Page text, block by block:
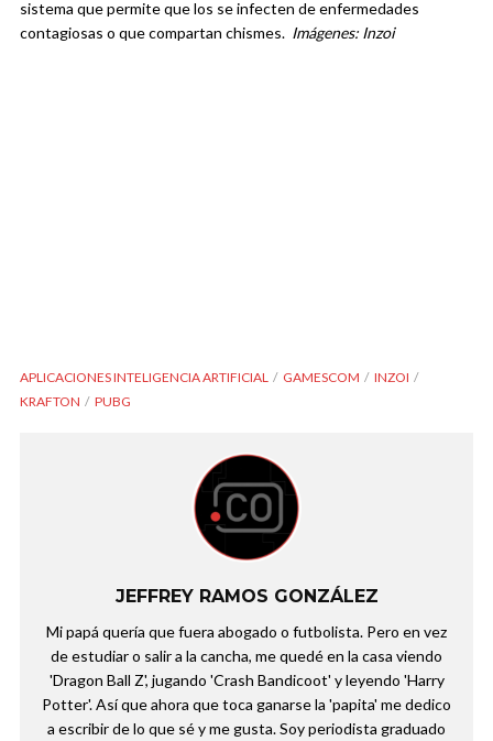
sistema que permite que los se infecten de enfermedades
contagiosas o que compartan chismes. Imágenes: Inzoi
APLICACIONES INTELIGENCIA ARTIFICIAL GAMESCOM
INZOI
KRAFTON
PUBG
JEFFREY RAMOS GONZÁLEZ
Mi papá quería que fuera abogado o futbolista. Pero en vez
de estudiar o salir a la cancha, me quedé en la casa viendo
'Dragon Ball Z', jugando 'Crash Bandicoot' y leyendo 'Harry
Potter'. Así que ahora que toca ganarse la 'papita' me dedico
a escribir de lo que sé y me gusta. Soy periodista graduado